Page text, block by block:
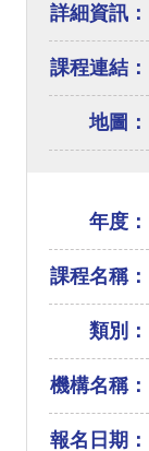
詳細資訊：
課程連結：
地圖：
年度：
課程名稱：
類別：
機構名稱：
報名日期：